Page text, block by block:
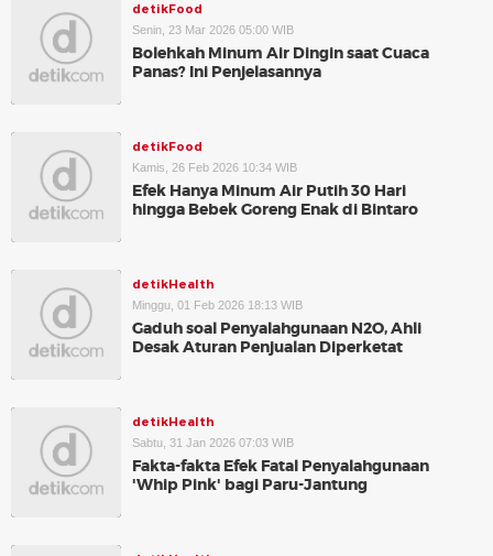
detikFood
Senin, 23 Mar 2026 05:00 WIB
Bolehkah Minum Air Dingin saat Cuaca
Panas? Ini Penjelasannya
detikFood
Kamis, 26 Feb 2026 10:34 WIB
Efek Hanya Minum Air Putih 30 Hari
hingga Bebek Goreng Enak di Bintaro
detikHealth
Minggu, 01 Feb 2026 18:13 WIB
Gaduh soal Penyalahgunaan N2O, Ahli
Desak Aturan Penjualan Diperketat
detikHealth
Sabtu, 31 Jan 2026 07:03 WIB
Fakta-fakta Efek Fatal Penyalahgunaan
'Whip Pink' bagi Paru-Jantung